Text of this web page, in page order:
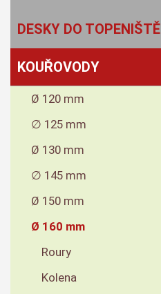
DESKY DO TOPENIŠTĚ
KOUŘOVODY
Ø 120 mm
∅ 125 mm
Ø 130 mm
∅ 145 mm
Ø 150 mm
Ø 160 mm
Roury
Kolena